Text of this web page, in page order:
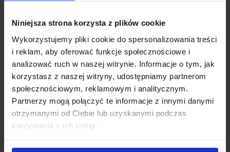
Niniejsza strona korzysta z plików cookie
Wykorzystujemy pliki cookie do spersonalizowania treści
i reklam, aby oferować funkcje społecznościowe i
analizować ruch w naszej witrynie. Informacje o tym, jak
korzystasz z naszej witryny, udostępniamy partnerom
społecznościowym, reklamowym i analitycznym.
Partnerzy mogą połączyć te informacje z innymi danymi
otrzymanymi od Ciebie lub uzyskanymi podczas
korzystania z ich usług.
Koszt dostawy
Zapytaj o produkt